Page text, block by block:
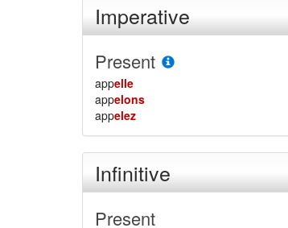
Imperative
Present
appelle
appelons
appelez
Infinitive
Present